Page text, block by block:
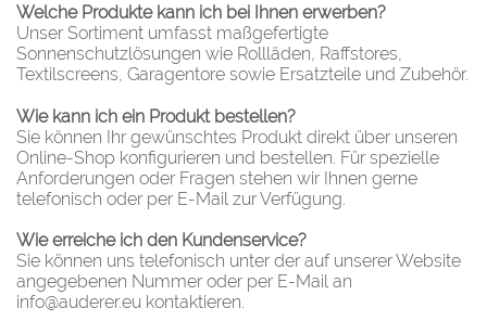
Welche Produkte kann ich bei Ihnen erwerben?
Unser Sortiment umfasst maßgefertigte
Sonnenschutzlösungen wie Rollläden, Raffstores,
Textilscreens, Garagentore sowie Ersatzteile und Zubehör.
Wie kann ich ein Produkt bestellen?
Sie können Ihr gewünschtes Produkt direkt über unseren
Online-Shop konfigurieren und bestellen. Für spezielle
Anforderungen oder Fragen stehen wir Ihnen gerne
telefonisch oder per E-Mail zur Verfügung.
Wie erreiche ich den Kundenservice?
Sie können uns telefonisch unter der auf unserer Website
angegebenen Nummer oder per E-Mail an
info@auderer.eu kontaktieren.